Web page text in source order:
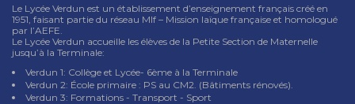
Le Lycée Verdun est un établissement d’enseignement français créé en
1951, faisant partie du réseau Mlf – Mission laïque française et homologué
par l’AEFE.
Le Lycée Verdun accueille les élèves de la Petite Section de Maternelle
jusqu’à la Terminale:
Verdun 1: Collège et Lycée- 6ème à la Terminale
Verdun 2: École primaire : PS au CM2. (Bâtiments rénovés).
Verdun 3: Formations - Transport - Sport